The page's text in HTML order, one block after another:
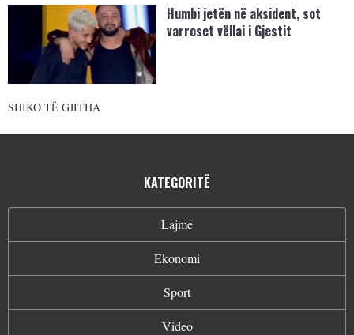
Humbi jetën në aksident, sot
varroset vëllai i Gjestit
SHIKO TË GJITHA
KATEGORITË
Lajme
Ekonomi
Sport
Video